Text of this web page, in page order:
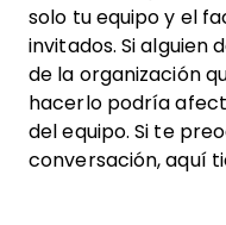
solo tu equipo y el
invitados. Si alguien
de la organización
hacerlo podría
del equipo. Si te
conversación, aquí